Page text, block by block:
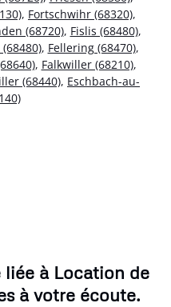
, Fortschwihr (68320),
(68720), Fislis (68480),
, Fellering (68470),
, Falkwiller (68210),
(68440), Eschbach-au-
à Location de
à votre écoute.